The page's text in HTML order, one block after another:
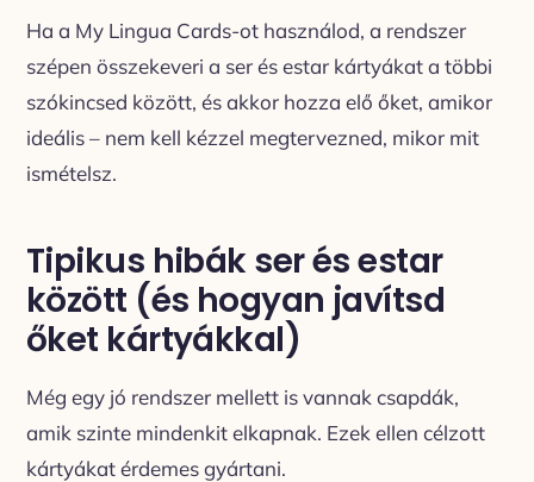
Ha a My Lingua Cards-ot használod, a rendszer
szépen összekeveri a ser és estar kártyákat a többi
szókincsed között, és akkor hozza elő őket, amikor
ideális – nem kell kézzel megtervezned, mikor mit
ismételsz.
Tipikus hibák ser és estar
között (és hogyan javítsd
őket kártyákkal)
Még egy jó rendszer mellett is vannak csapdák,
amik szinte mindenkit elkapnak. Ezek ellen célzott
kártyákat érdemes gyártani.